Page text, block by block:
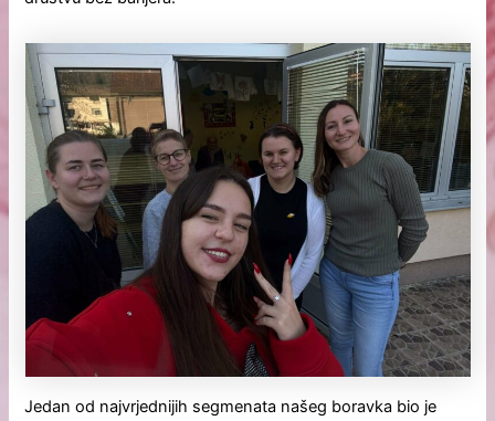
Jedan od najvrjednijih segmenata našeg boravka bio je